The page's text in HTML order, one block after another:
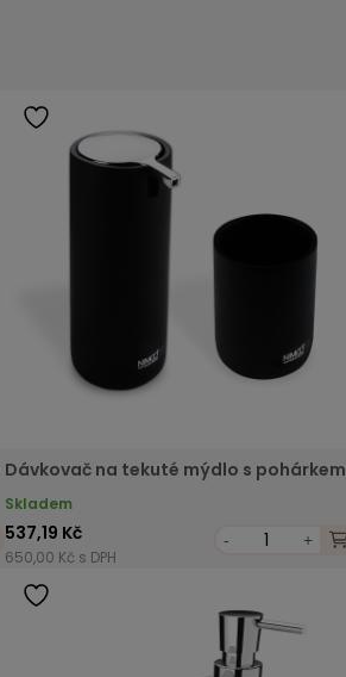
Dávkovač na tekuté mýdlo s pohárkem
Skladem
537,19 Kč
650,00 Kč s DPH
- +